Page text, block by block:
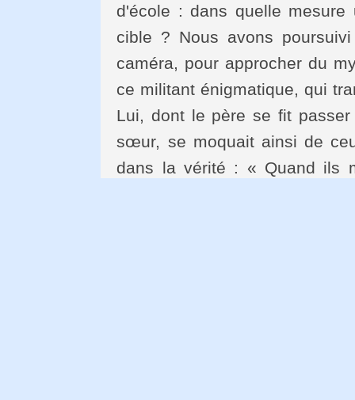
d'école : dans quelle
cible ? Nous avons
caméra, pour approcher du
ce militant énigmatique, qui
Lui, dont le père se fit
sœur, se moquait ainsi de
dans la vérité : « Quand ils